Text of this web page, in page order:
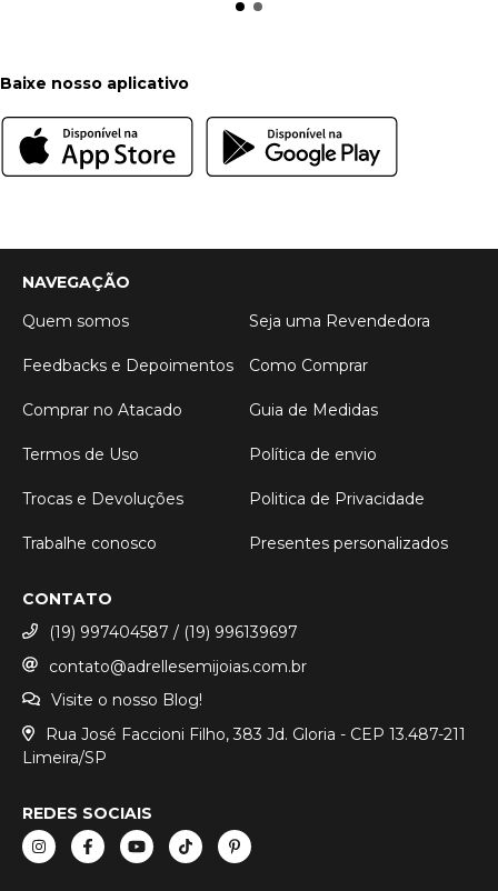
Baixe nosso aplicativo
NAVEGAÇÃO
Quem somos
Seja uma Revendedora
Feedbacks e Depoimentos Como Comprar
Comprar no Atacado Guia de Medidas
Termos de Uso Política de envio
Trocas e Devoluções Politica de Privacidade
Trabalhe conosco Presentes personalizados
CONTATO
(19) 997404587 / (19) 996139697
contato@adrellesemijoias.com.br
Visite o nosso Blog!
Rua José Faccioni Filho, 383 Jd. Gloria - CEP 13.487-211
Limeira/SP
REDES SOCIAIS